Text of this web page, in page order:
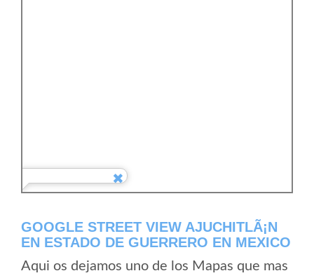
GOOGLE STREET VIEW AJUCHITLÃ¡N
EN ESTADO DE GUERRERO EN MEXICO
Aqui os dejamos uno de los Mapas que mas